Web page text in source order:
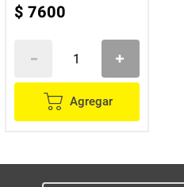
$ 7600
Agregar